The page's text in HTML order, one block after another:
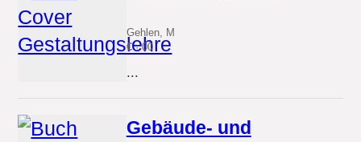
Gehlen, M
€· 00
...
Gebäude- und